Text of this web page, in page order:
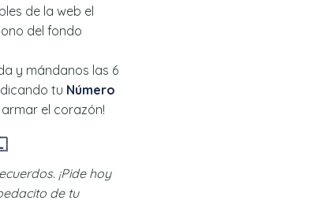
de la web el
del fondo
y mándanos las 6
tu Número
el corazón!
¡Pide hoy
de tu